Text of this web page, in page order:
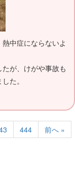
中症にならないよ
が、けがや事故も
た。
444
前へ »